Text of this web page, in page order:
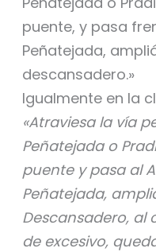
puente, y pasa
Peñatejada,
descansadero.»
Igualmente en la
«Atraviesa la vía
Peñatejada o
puente y pasa al
Peñatejada,
Descansadero, al
de excesivo,